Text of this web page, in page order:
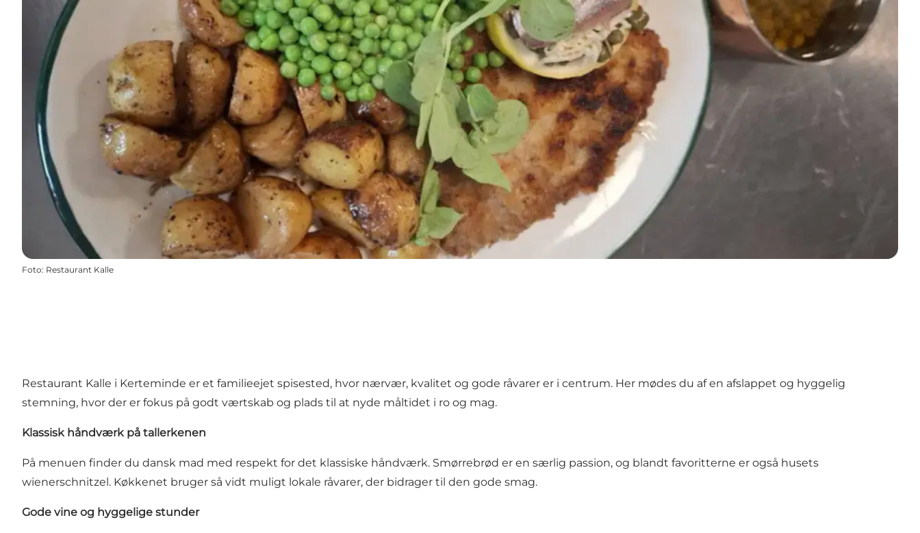
Foto: Restaurant Kalle
Restaurant Kalle i Kerteminde er et familieejet spisested, hvor nærvær, kvalitet og gode råvarer er i centrum. Her mødes du af en afslappet og hyggelig
stemning, hvor der er fokus på godt værtskab og plads til at nyde måltidet i ro og mag.
Klassisk håndværk på tallerkenen
På menuen finder du dansk mad med respekt for det klassiske håndværk. Smørrebrød er en særlig passion, og blandt favoritterne er også husets
wienerschnitzel. Køkkenet bruger så vidt muligt lokale råvarer, der bidrager til den gode smag.
Gode vine og hyggelige stunder